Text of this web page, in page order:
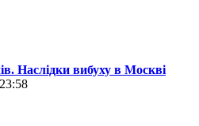
Наслідки вибуху в Москві